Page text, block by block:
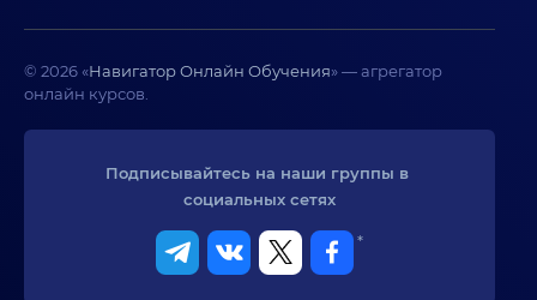
© 2026 «Навигатор Онлайн Обучения» — агрегатор
онлайн курсов.
Подписывайтесь на наши группы в
социальных сетях
*